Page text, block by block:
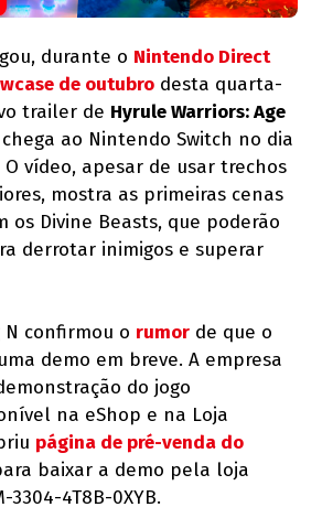
durante o Nintendo Direct
de outubro desta quarta-
trailer de Hyrule Warriors: Age
ao Nintendo Switch no dia
vídeo, apesar de usar trechos
mostra as primeiras cenas
os Divine Beasts, que poderão
derrotar inimigos e superar
N confirmou o rumor de que o
demo em breve. A empresa
do jogo
na eShop e na Loja
página de pré-venda do
baixar a demo pela loja
3304-4T8B-0XYB.